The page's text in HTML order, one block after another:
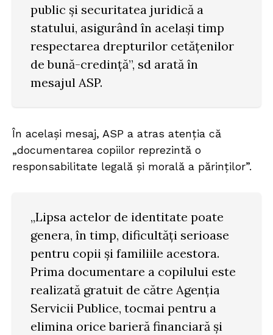
public și securitatea juridică a
statului, asigurând în același timp
respectarea drepturilor cetățenilor
de bună-credință”, sd arată în
mesajul ASP.
În același mesaj, ASP a atras atenția că
„documentarea copiilor reprezintă o
responsabilitate legală și morală a părinților”.
„Lipsa actelor de identitate poate
genera, în timp, dificultăți serioase
pentru copii și familiile acestora.
Prima documentare a copilului este
realizată gratuit de către Agenția
Servicii Publice, tocmai pentru a
elimina orice barieră financiară și